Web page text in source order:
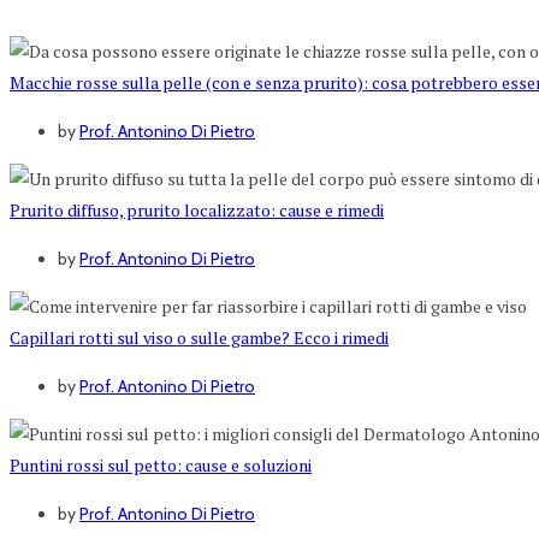
Macchie rosse sulla pelle (con e senza prurito): cosa potrebbero
byProf. Antonino Di Pietro
Prurito diffuso, prurito localizzato: cause e rimedi
byProf. Antonino Di Pietro
Capillari rotti sul viso o sulle gambe? Ecco i rimedi
byProf. Antonino Di Pietro
Puntini rossi sul petto: cause e soluzioni
byProf. Antonino Di Pietro